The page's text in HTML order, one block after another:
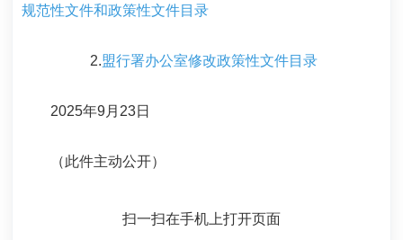
规范性文件和政策性文件目录
2.盟行署办公室修改政策性文件目录
2025年9月23日
（此件主动公开）
扫一扫在手机上打开页面